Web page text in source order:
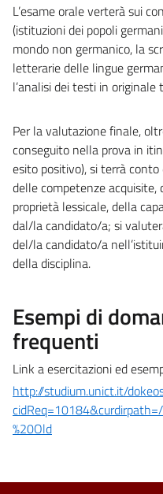
L’esame orale verterà sui
(istituzioni dei popoli
mondo non germanico, la
letterarie delle lingue
l’analisi dei testi in
Per la valutazione finale,
conseguito nella prova in
esito positivo), si terrà
delle competenze acquisite,
proprietà lessicale, della
dal/la candidato/a; si
del/la candidato/a
della disciplina.
Esempi di
frequenti
Link a esercitazioni ed
http://studium.unict.it/
%20Old